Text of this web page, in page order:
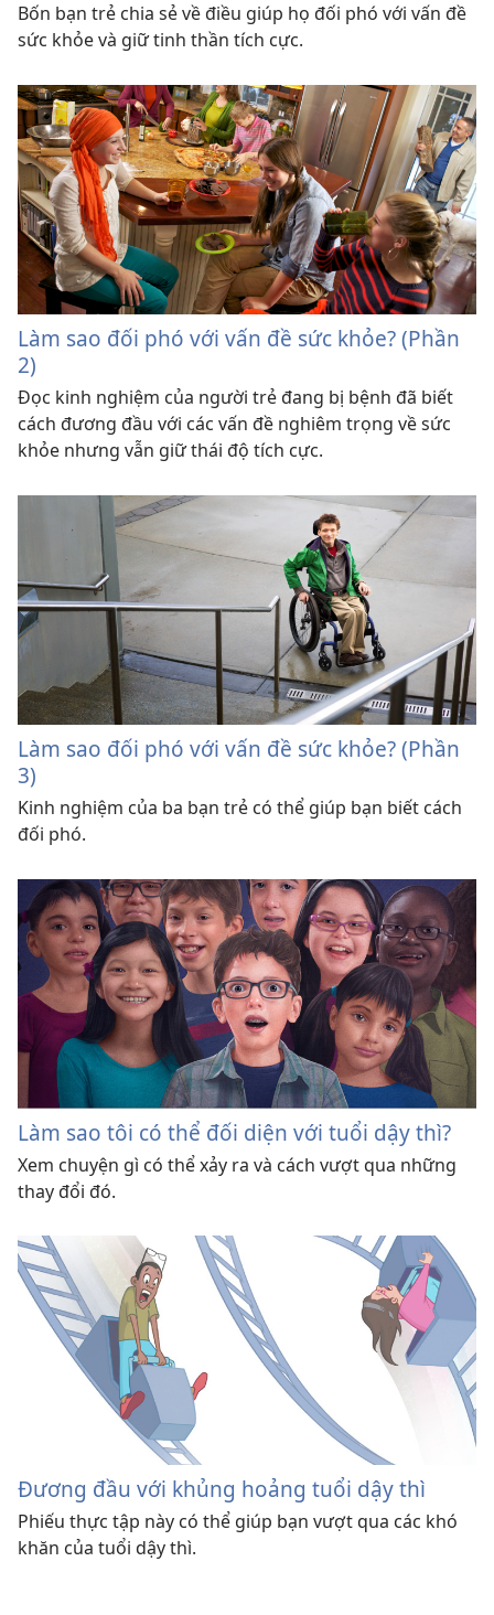
Bốn bạn trẻ chia sẻ về điều giúp họ đối phó với vấn đề
sức khỏe và giữ tinh thần tích cực.
Làm sao đối phó với vấn đề sức khỏe? (Phần
2)
Đọc kinh nghiệm của người trẻ đang bị bệnh đã biết
cách đương đầu với các vấn đề nghiêm trọng về sức
khỏe nhưng vẫn giữ thái độ tích cực.
Làm sao đối phó với vấn đề sức khỏe? (Phần
3)
Kinh nghiệm của ba bạn trẻ có thể giúp bạn biết cách
đối phó.
Làm sao tôi có thể đối diện với tuổi dậy thì?
Xem chuyện gì có thể xảy ra và cách vượt qua những
thay đổi đó.
Đương đầu với khủng hoảng tuổi dậy thì
Phiếu thực tập này có thể giúp bạn vượt qua các khó
khăn của tuổi dậy thì.